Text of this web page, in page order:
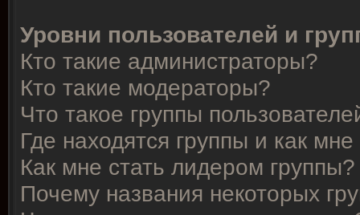
Уровни пользователей и
Кто такие администраторы?
Кто такие модераторы?
Что такое группы
Где находятся группы и как
Как мне стать лидером группы?
Почему названия некоторых